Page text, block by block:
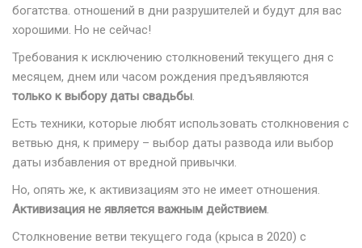
богатства. отношений в дни разрушителей и будут для вас
хорошими. Но не сейчас!
Требования к исключению столкновений текущего дня с
месяцем, днем или часом рождения предъявляются
только к выбору даты свадьбы.
Есть техники, которые любят использовать столкновения с
ветвью дня, к примеру – выбор даты развода или выбор
даты избавления от вредной привычки.
Но, опять же, к активизациям это не имеет отношения.
Активизация не является важным действием.
Столкновение ветви текущего года (крыса в 2020) с